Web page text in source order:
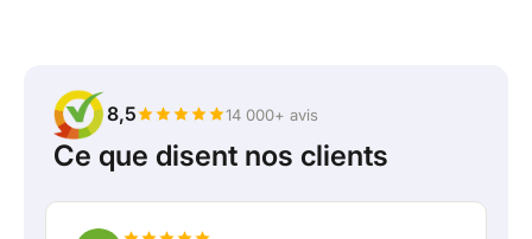
8,5 14 000+ avis
Ce que disent nos clients